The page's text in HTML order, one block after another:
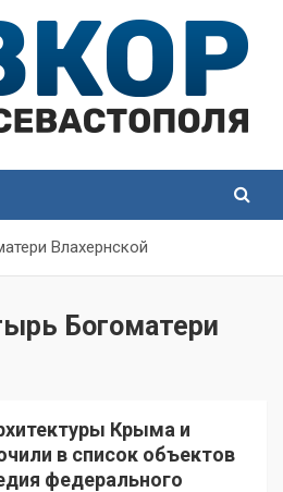
Влахернской
Богоматери
Крыма и
в список объектов
федерального